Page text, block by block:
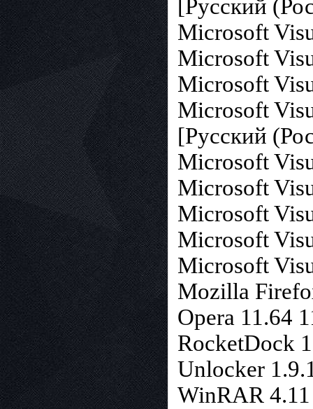
[Русский
Microsoft
Microsoft
Microsoft
Microsoft
[Русский
Microsoft
Microsoft
Microsoft
Microsoft
Microsoft
Mozilla
Opera 11.64
RocketDock
Unlocker
WinRAR